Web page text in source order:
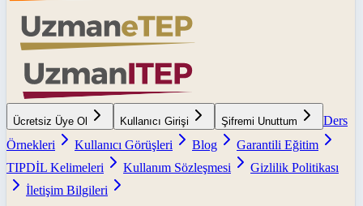
Ücretsiz Üye Ol Kullanıcı Girişi Şifremi Unuttum
Ders
Örnekleri
Kullanıcı Görüşleri Blog
Garantili Eğitim
TIPDİL Kelimeleri
Kullanım Sözleşmesi
Gizlilik Politikası
İletişim Bilgileri